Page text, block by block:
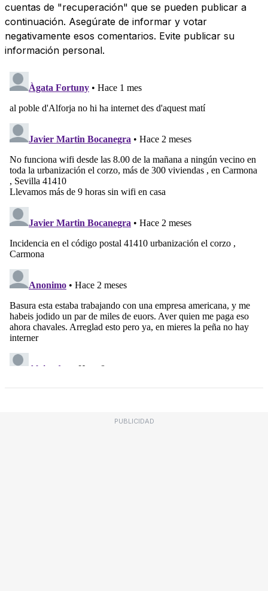
cuentas de "recuperación" que se pueden publicar a
continuación. Asegúrate de informar y votar
negativamente esos comentarios. Evite publicar su
información personal.
PUBLICIDAD